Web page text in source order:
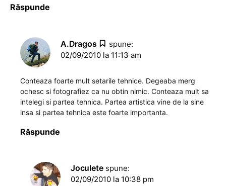
Răspunde
A.Dragos
spune:
02/09/2010 la 11:13 am
Conteaza foarte mult setarile tehnice. Degeaba merg
ochesc si fotografiez ca nu obtin nimic. Conteaza mult sa
intelegi si partea tehnica. Partea artistica vine de la sine
insa si partea tehnica este foarte importanta.
Răspunde
Joculete spune:
02/09/2010 la 10:38 pm